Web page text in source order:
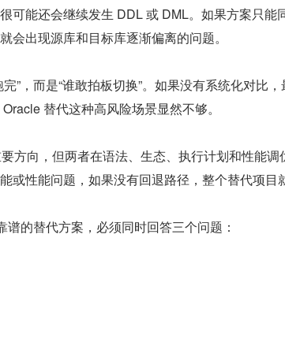
可能还会继续发生 DDL 或 DML。如果方案只能
会出现源库和目标库逐渐偏离的问题。
”，而是“谁敢拍板切换”。如果没有系统化对比
替代这种高风险场景显然不够。
方向，但两者在语法、生态、执行计划和性能调
或性能问题，如果没有回退路径，整个替代项目
的替代方案，必须同时回答三个问题：